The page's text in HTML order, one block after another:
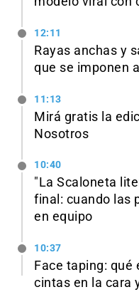
12:11
Rayas anchas y
que se imponen
11:13
Mirá gratis la
Nosotros
10:40
"La Scaloneta
final: cuando las
en equipo
10:37
Face taping: qué
cintas en la cara